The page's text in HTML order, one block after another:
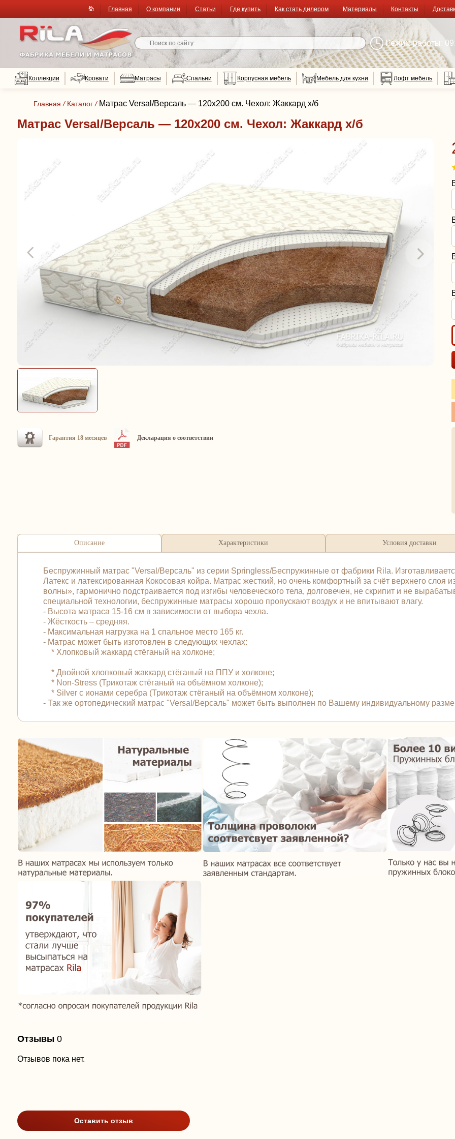
Главная О компании Статьи Где купить Как стать дилером Материалы Контакты
Режим работы:
Коллекции Кровати Матрасы Спальни Корпусная мебель Мебель для кухни Лофт мебель
Главная / Каталог / Матрас Versal/Версаль — 120x200 см. Чехол: Жаккард х/б
Матрас Versal/Версаль — 120x200 см. Чехол: Жаккард х/б
Гарантия 18 месяцев Декларация о соответствии
Описание Характеристики Условия доставки
Беспружинный матрас "Versal/Версаль" из серии Springless/Беспружинные от фабрики Rila.
Латекс и латексированная Кокосовая койра. Матрас жесткий, но очень комфортный за счёт верхнего
волны», гармонично подстраивается под изгибы человеческого тела, долговечен, не скрипит и не
специальной технологии, беспружинные матрасы хорошо пропускают воздух и не впитывают влагу.
- Высота матраса 15-16 см в зависимости от выбора чехла.
- Жёсткость – средняя.
- Максимальная нагрузка на 1 спальное место 165 кг.
- Матрас может быть изготовлен в следующих чехлах:
* Хлопковый жаккард стёганый на холконе;
* Двойной хлопковый жаккард стёганый на ППУ и холконе;
* Non-Stress (Трикотаж стёганый на объёмном холконе);
* Silver с ионами серебра (Трикотаж стёганый на объёмном холконе);
- Так же ортопедический матрас "Versal/Версаль" может быть выполнен по Вашему индивидуальному
Отзывы 0
Отзывов пока нет.
Оставить отзыв